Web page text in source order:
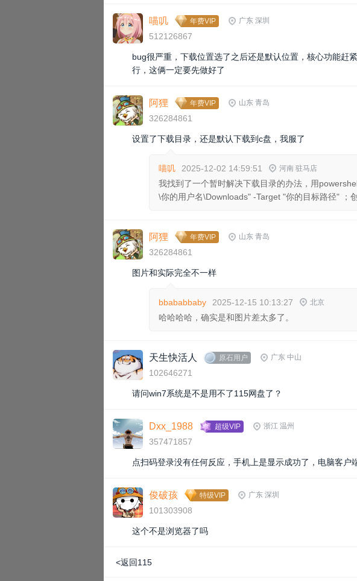
喵叽 年费VIP 广东 深圳
512126867
bug很严重，下载位置选了之后还是默认位置，核心功能赶
行，这俩一定要先做好了
阿狸 年费VIP 山东 青岛
326284861
设置了下载目录，还是默认下载到c盘，我服了
喵叽 2025-12-02 14:59:51 河南 驻马店
我找到了一个暂时解决下载目录的办法，用
\你的用户名\Downloads" -Target "你的目标路径" ；
阿狸 年费VIP 山东 青岛
326284861
图片和实际完全不一样
bbababbaby 2025-12-15 10:13:27 北京
哈哈哈哈，确实是和图片差太多了。
天生快活人 原石用户 广东 中山
102646271
请问win7系统是不是用不了115网盘了？
Dxx_1988 超级VIP 浙江 温州
357471857
点扫码登录没有任何反应，手机上是显示成功了，电脑客户
俊破孩 特级VIP 广东 深圳
101303908
这个不是浏览器了吗
<返回115